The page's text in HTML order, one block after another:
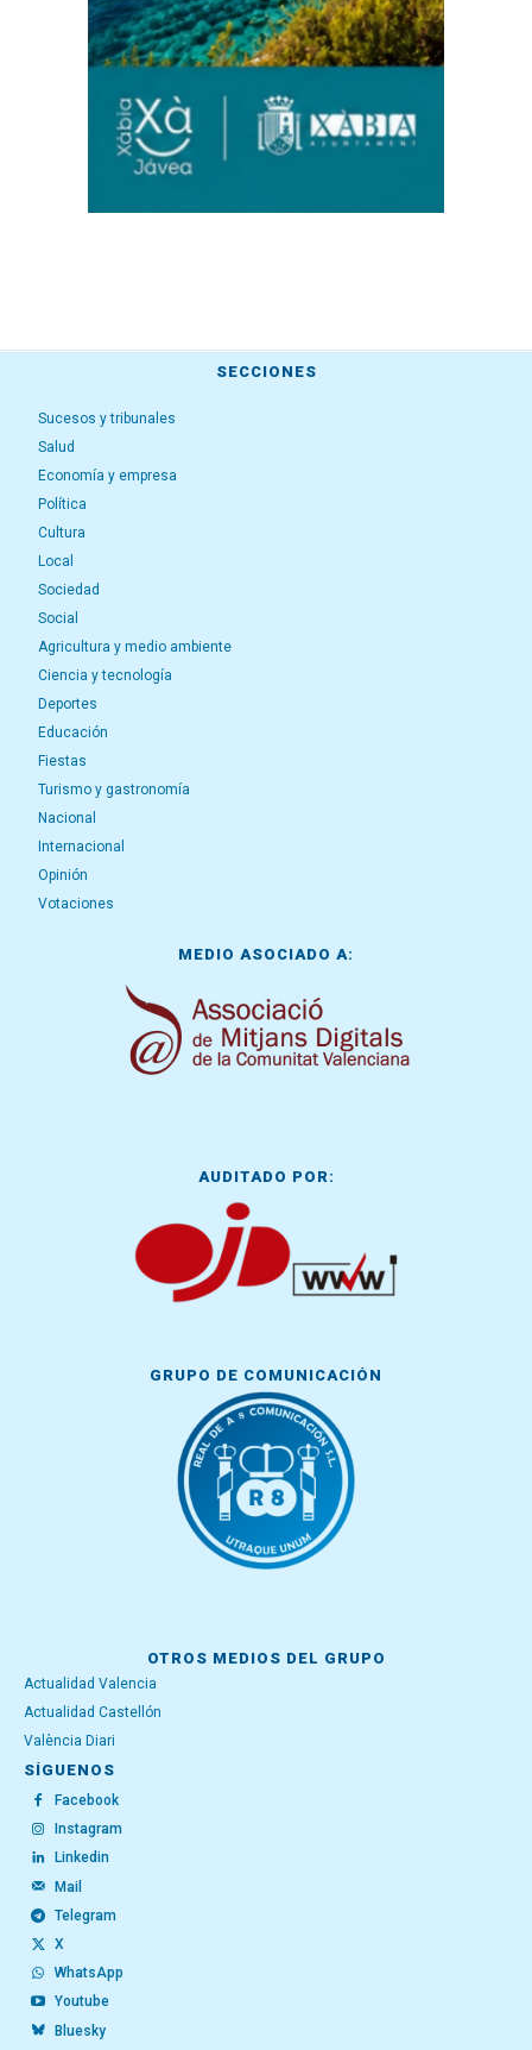
SECCIONES
Sucesos y tribunales
Salud
Economía y empresa
Política
Cultura
Local
Sociedad
Social
Agricultura y medio ambiente
Ciencia y tecnología
Deportes
Educación
Fiestas
Turismo y gastronomía
Nacional
Internacional
Opinión
Votaciones
MEDIO ASOCIADO A:
AUDITADO POR:
GRUPO DE COMUNICACIÓN
OTROS MEDIOS DEL GRUPO
Actualidad Valencia
Actualidad Castellón
València Diari
SÍGUENOS
Facebook
Instagram
Linkedin
Mail
Telegram
X
WhatsApp
Youtube
Bluesky